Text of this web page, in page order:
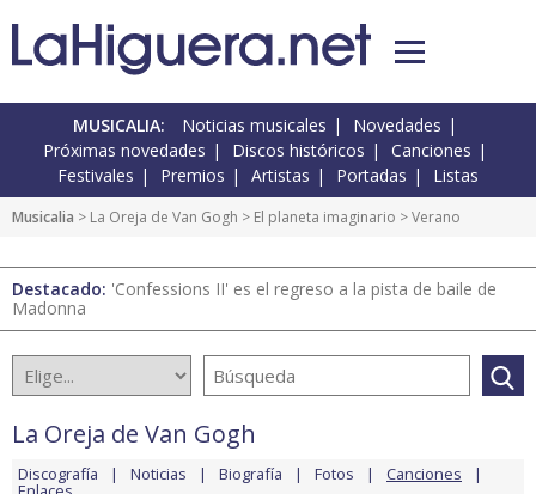
MUSICALIA: Noticias musicales
Novedades
Próximas novedades
Discos históricos
Canciones
Festivales
Premios Artistas Portadas Listas
Musicalia > La Oreja de Van Gogh > El planeta imaginario > Verano
Destacado: 'Confessions II' es el regreso a la pista de baile de
Madonna
La Oreja de Van Gogh
Discografía Noticias Biografía Fotos Canciones